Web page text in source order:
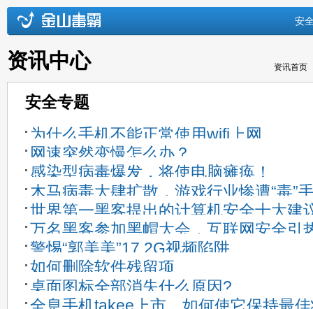
安
资讯中心 资讯首页
安全专题
为什么手机不能正常使用wifi上网
网速突然变慢怎么办？
感染型病毒爆发，将使电脑瘫痪！
木马病毒大肆扩散，游戏行业惨遭“毒”
世界第一黑客提出的计算机安全十大建
万名黑客参加黑帽大会，互联网安全引
警惕“郭美美”17.2G视频陷阱
如何删除软件残留项
桌面图标全部消失什么原因?
全息手机takee上市，如何使它保持最